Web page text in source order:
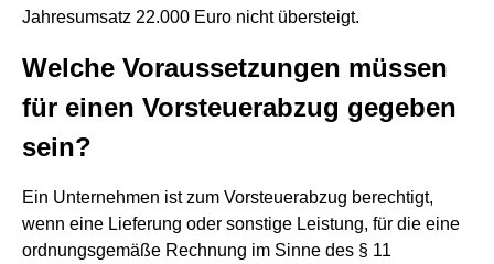
Jahresumsatz 22.000 Euro nicht übersteigt.
Welche Voraussetzungen müssen
für einen Vorsteuerabzug gegeben
sein?
Ein Unternehmen ist zum Vorsteuerabzug berechtigt,
wenn eine Lieferung oder sonstige Leistung, für die eine
ordnungsgemäße Rechnung im Sinne des § 11